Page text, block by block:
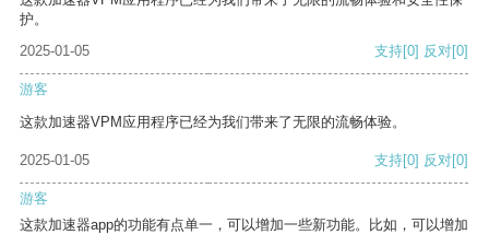
护。
2025-01-05
支持[0] 反对[0]
游客
这款加速器VPM应用程序已经为我们带来了无限的流畅体验。
2025-01-05 支持[0] 反对[0]
游客
这款加速器app的功能有点单一，可以增加一些新功能。比如，可以增加